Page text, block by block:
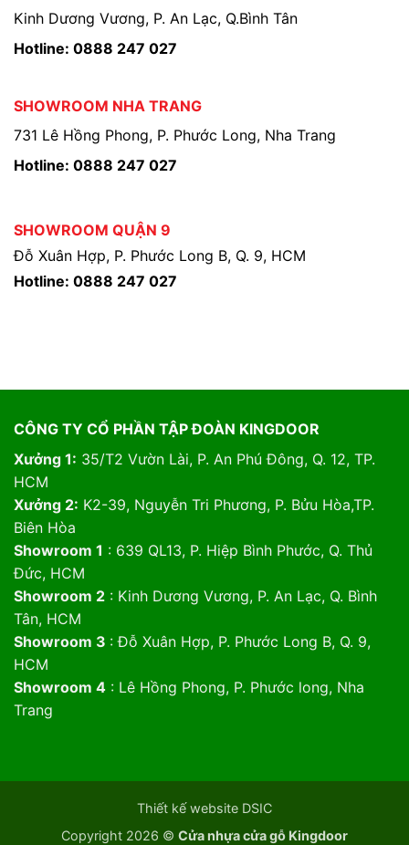
Kinh Dương Vương, P. An Lạc, Q.Bình Tân
Hotline: 0888 247 027
SHOWROOM NHA TRANG
731 Lê Hồng Phong, P. Phước Long, Nha Trang
Hotline: 0888 247 027
SHOWROOM QUẬN 9
Đỗ Xuân Hợp, P. Phước Long B, Q. 9, HCM
Hotline: 0888 247 027
CÔNG TY CỔ PHẦN TẬP ĐOÀN KINGDOOR
Xưởng 1: 35/T2 Vườn Lài, P. An Phú Đông, Q. 12, TP.
HCM
Xưởng 2: K2-39, Nguyễn Tri Phương, P. Bửu Hòa,TP.
Biên Hòa
Showroom 1 : 639 QL13, P. Hiệp Bình Phước, Q. Thủ
Đức, HCM
Showroom 2: Kinh Dương Vương, P. An Lạc, Q. Bình
Tân, HCM
Showroom 3 : Đỗ Xuân Hợp, P. Phước Long B, Q. 9,
HCM
Showroom 4: Lê Hồng Phong, P. Phước long, Nha
Trang
Thiết kế website DSIC
Copyright 2026 © Cửa nhựa cửa gỗ Kingdoor